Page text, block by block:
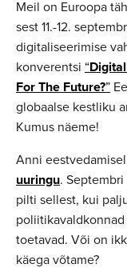
Meil on Euroopa
sest 11.-12.
digitaliseerimise
konverentsi “
For The Future?”
globaalse kestliku
Kumus näeme!
Anni
uuringu.
pilti sellest, kui
toetavad. Või on
käega võtame?